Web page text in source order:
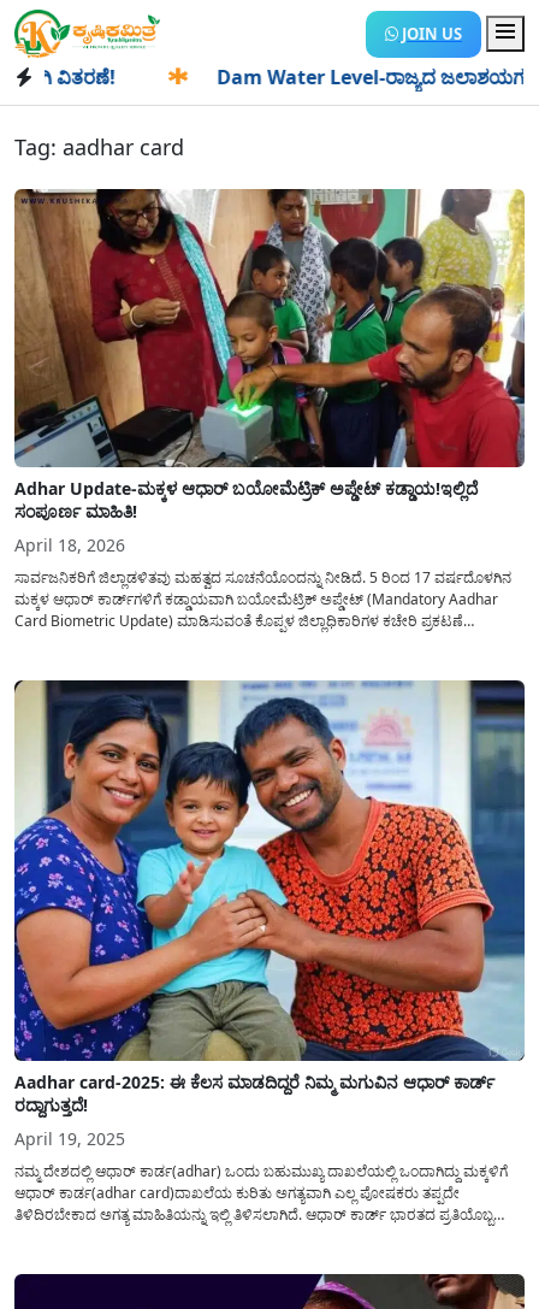
JOIN US
✱ Dam Water Level-ರಾಜ್ಯದ ಜಲಾಶಯಗಳಿಗೆ
Tag: aadhar card
Adhar Update-ಮಕ್ಕಳ ಆಧಾರ್ ಬಯೋಮೆಟ್ರಿಕ್ ಅಪ್ಡೇಟ್ ಕಡ್ಡಾಯ!ಇಲ್ಲಿದೆ
ಸಂಪೂರ್ಣ ಮಾಹಿತಿ!
April 18, 2026
ಸಾರ್ವಜನಿಕರಿಗೆ ಜಿಲ್ಲಾಡಳಿತವು ಮಹತ್ವದ ಸೂಚನೆಯೊಂದನ್ನು ನೀಡಿದೆ. 5 ರಿಂದ 17 ವರ್ಷದೊಳಗಿನ
ಮಕ್ಕಳ ಆಧಾರ್ ಕಾರ್ಡ್‌ಗಳಿಗೆ ಕಡ್ಡಾಯವಾಗಿ ಬಯೋಮೆಟ್ರಿಕ್ ಅಪ್ಡೇಟ್ (Mandatory Aadhar
Card Biometric Update) ಮಾಡಿಸುವಂತೆ ಕೊಪ್ಪಳ ಜಿಲ್ಲಾಧಿಕಾರಿಗಳ ಕಚೇರಿ ಪ್ರಕಟಣೆ
Aadhar card-2025: ಈ ಕೆಲಸ ಮಾಡದಿದ್ದರೆ ನಿಮ್ಮ ಮಗುವಿನ ಆಧಾರ್ ಕಾರ್ಡ್
ರದ್ದಾಗುತ್ತದೆ!
April 19, 2025
ನಮ್ಮ ದೇಶದಲ್ಲಿ ಆಧಾರ್ ಕಾರ್ಡ(adhar) ಒಂದು ಬಹುಮುಖ್ಯ ದಾಖಲೆಯಲ್ಲಿ ಒಂದಾಗಿದ್ದು ಮಕ್ಕಳಿಗೆ
ಆಧಾರ್ ಕಾರ್ಡ(adhar card)ದಾಖಲೆಯ ಕುರಿತು ಅಗತ್ಯವಾಗಿ ಎಲ್ಲ ಪೋಷಕರು ತಪ್ಪದೇ
ತಿಳಿದಿರಬೇಕಾದ ಅಗತ್ಯ ಮಾಹಿತಿಯನ್ನು ಇಲ್ಲಿ ತಿಳಿಸಲಾಗಿದೆ. ಆಧಾರ್ ಕಾರ್ಡ್ ಭಾರತದ ಪ್ರತಿಯೊಬ್ಬ